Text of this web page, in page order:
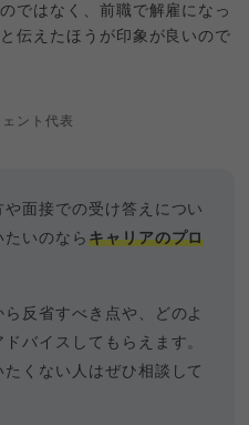
ではなく、前職で解雇になっ
伝えたほうが印象が良いので
ント代表
面接での受け答えについ
いのなら キャリアのプロ
反省すべき点や、どのよ
バイスしてもらえます。
くない人はぜひ相談して